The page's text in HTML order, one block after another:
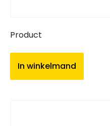
Product
In winkelmand